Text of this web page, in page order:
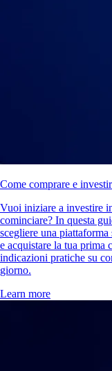
Come comprare e
Vuoi iniziare a investire
cominciare? In questa
scegliere una
e acquistare la tua prima
indicazioni pratiche su
giorno.
Learn more